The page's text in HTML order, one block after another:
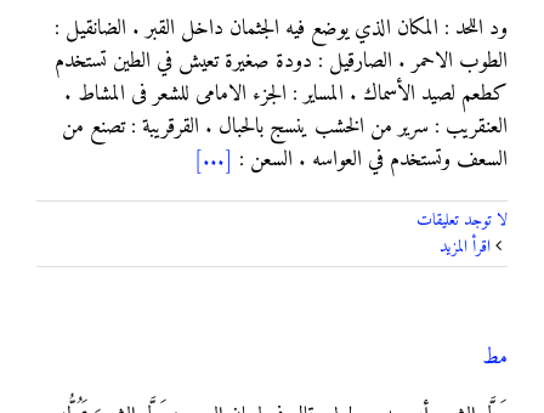
ود اللحد : المكان الذي يوضع فيه الجثمان داخل القبر . الضانقيل :
الطوب الاحمر . الصارقيل : دودة صغيرة تعيش في الطين تستخدم
كطعم لصيد الأسماك . المساير : الجزء الامامى للشعر فى المشاط .
العنقريب : سرير من الخشب ينسج بالحبال . القرقريبة : تصنع من
السعف وتستخدم في العواسه . السعن : [...]
لا توجد تعليقات
مط